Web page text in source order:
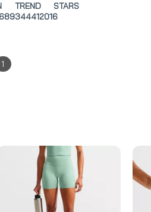
TREND STARS
1